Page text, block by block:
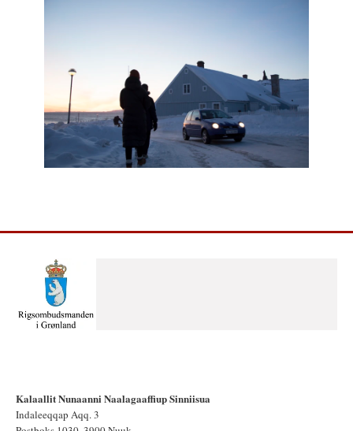
Kalaallit Nunaanni Naalagaaffiup Sinniisua
Indaleeqqap Aqq. 3